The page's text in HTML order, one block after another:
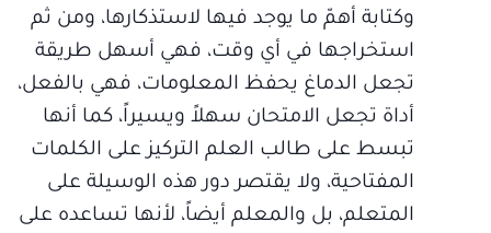
وكتابة أهمّ ما يوجد فيها لاستذكارها، ومن ثم
استخراجها في أي وقت، فهي أسهل طريقة
تجعل الدماغ يحفظ المعلومات، فهي بالفعل،
أداة تجعل الامتحان سهلاً ويسيراً، كما أنها
تبسط على طالب العلم التركيز على الكلمات
المفتاحية، ولا يقتصر دور هذه الوسيلة على
المتعلم، بل والمعلم أيضاً، لأنها تساعده على